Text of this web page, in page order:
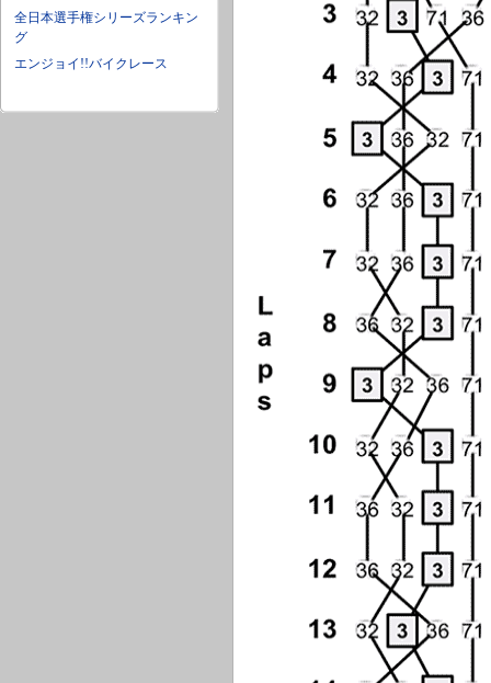
全日本選手権シリーズランキン
グ
エンジョイ!!バイクレース